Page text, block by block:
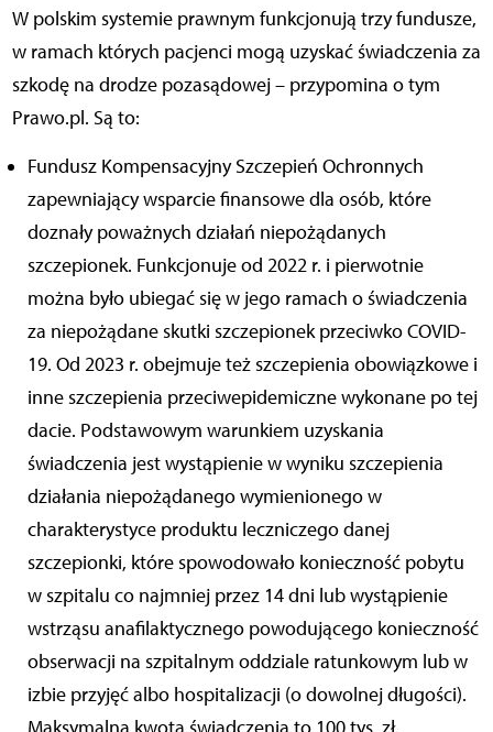
W polskim systemie prawnym funkcjonują trzy fundusze,
w ramach których pacjenci mogą uzyskać świadczenia za
szkodę na drodze pozasądowej – przypomina o tym
Prawo.pl. Są to:
Fundusz Kompensacyjny Szczepień Ochronnych
zapewniający wsparcie finansowe dla osób, które
doznały poważnych działań niepożądanych
szczepionek. Funkcjonuje od 2022 r. i pierwotnie
można było ubiegać się w jego ramach o świadczenia
za niepożądane skutki szczepionek przeciwko COVID-
19. Od 2023 r. obejmuje też szczepienia obowiązkowe i
inne szczepienia przeciwepidemiczne wykonane po tej
dacie. Podstawowym warunkiem uzyskania
świadczenia jest wystąpienie w wyniku szczepienia
działania niepożądanego wymienionego w
charakterystyce produktu leczniczego danej
szczepionki, które spowodowało konieczność pobytu
w szpitalu co najmniej przez 14 dni lub wystąpienie
wstrząsu anafilaktycznego powodującego konieczność
obserwacji na szpitalnym oddziale ratunkowym lub w
izbie przyjęć albo hospitalizacji (o dowolnej długości).